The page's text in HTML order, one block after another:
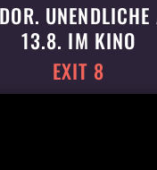
13.8. IM KINO
EXIT 8